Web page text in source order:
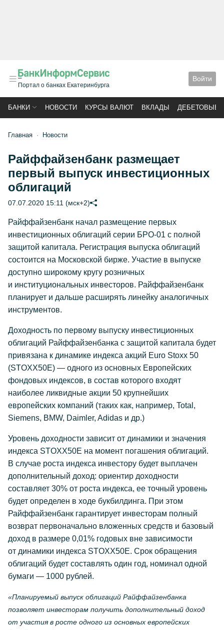
Портал о банках Екатеринбурга
Войти
БАНКИ НОВОСТИ КУРСЫ ВАЛЮТ ВКЛАДЫ ДЕБЕТОВЫЕ
Главная Новости
Райффайзенбанк размещает
первый выпуск инвестиционных
облигаций
07.07.2020 15:11 (мск+2)
Райффайзенбанк начал размещение первых
инвестиционных облигаций серии БРО-01 с полной
защитой капитала. Регистрация выпуска облигаций
состоится на Московской бирже. Участие в выпуске
доступно широкому кругу розничных
и институциональных инвесторов. Райффайзенбанк
планирует и дальше расширять линейку аналогичных
инструментов.
Доходность по первому выпуску инвестиционных
облигаций Райффайзенбанка с защитой капитала будет
привязана к динамике индекса акций Euro Stoxx 50
(STOXX50E) — одного из основных Европейских
фондовых индексов, в состав которого входят
наиболее ликвидные акции 50 крупнейших
европейских компаний (таких как, например, Total,
Siemens, BMW, Daimler, Adidas и др.)
Уровень доходности зависит от динамики и значения
индекса STOXX50E на момент погашения облигаций.
В случае роста индекса инвестору будет выплачен
дополнительный доход: ориентир доходности
составляет 30% от роста индекса, ее точный уровень
будет определен в ходе букбилдинга. При этом
Райффайзенбанк гарантирует инвесторам полный
возврат первоначально вложенных средств и базовый
доход в размере 0,01% годовых вне зависимости
от динамики индекса STOXX50E. Срок обращения
облигаций будет составлять один год, номинал одной
бумаги — 1000 рублей.
«Планируемый выпуск облигаций Райффайзенбанка
позволяет инвесторам получить дополнительный доход
от участия в росте одного из основных европейских